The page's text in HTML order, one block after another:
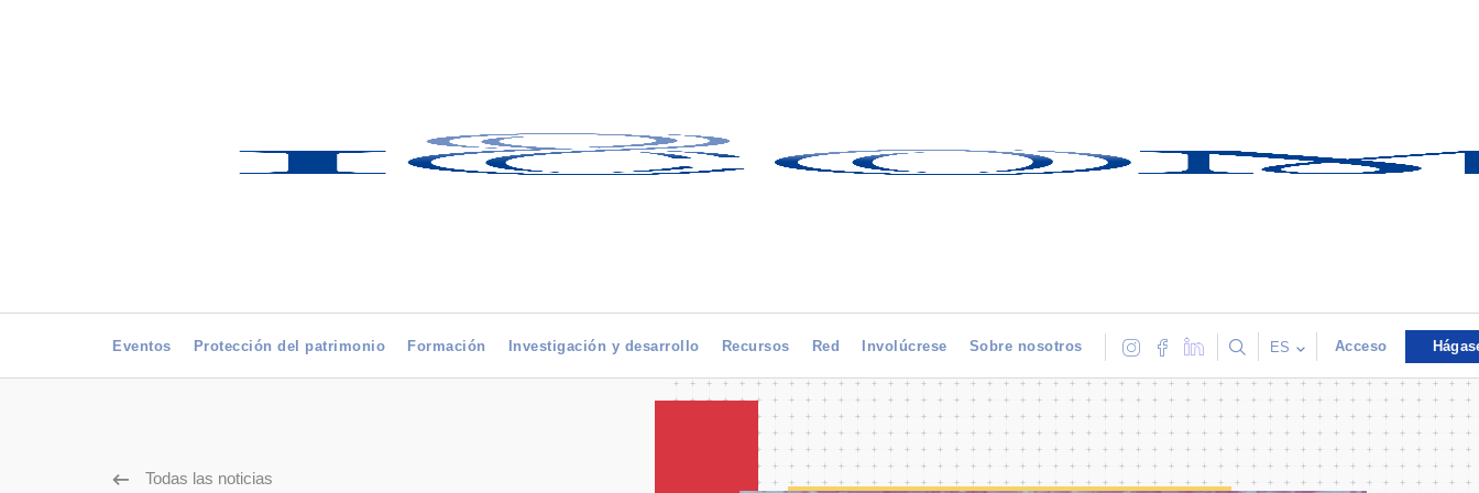
Eventos Protección del patrimonio Formación Investigación y desarrollo Recursos Red Involúcrese Sobre nosotros ES Acceso
Todas las noticias